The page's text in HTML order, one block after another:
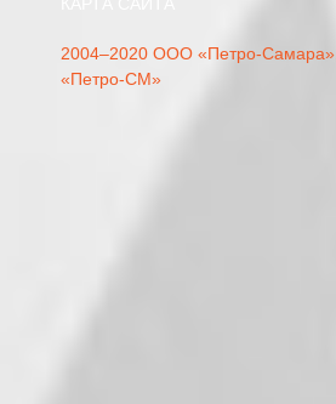
2004–2020 ООО «Петро-Самара»,
«Петро-СМ»